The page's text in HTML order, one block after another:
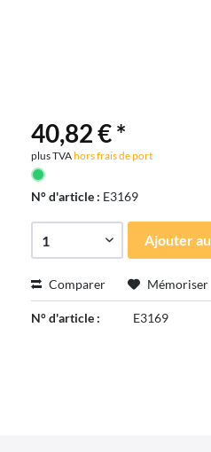
40,82 € *
plus TVAhors frais de port
N° d'article : E3169
Ajouter au
Comparer Mémoriser
N° d'article : E3169